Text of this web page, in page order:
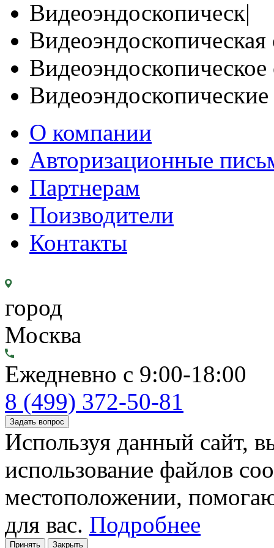
Видеоэндоскопическ|
Видеоэндоскопическая
О компании
Авторизационные
Партнерам
Поизводители
Контакты
город
Москва
Ежедневно с 9:00-18:00
8 (499) 372-50-81
Задать вопрос
Используя данный сайт,
использование файлов
местоположении,
для вас. Подробнее
Принять Закрыть